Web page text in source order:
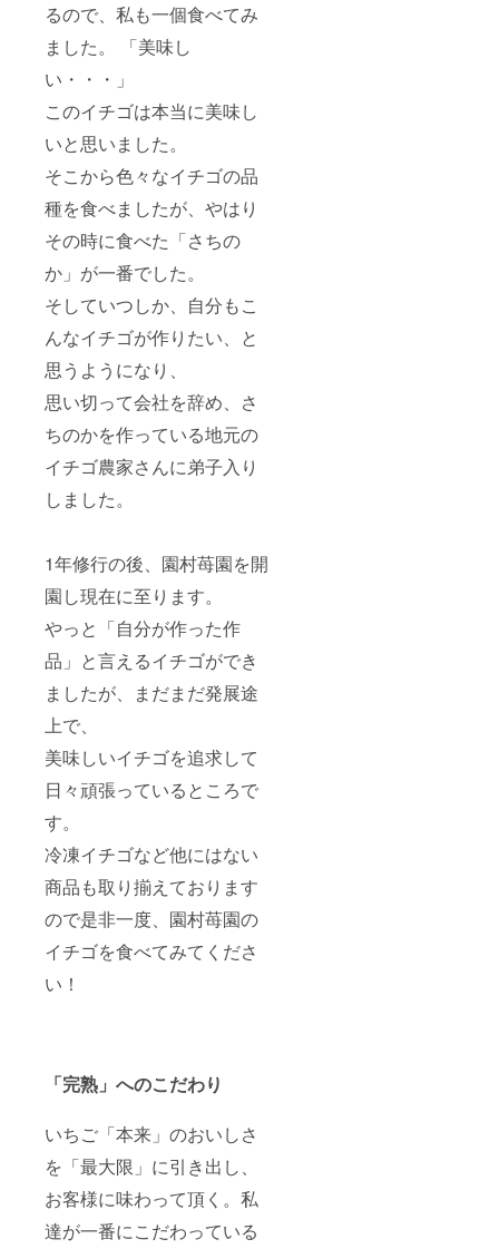
るので、私も一個食べてみ
ました。 「美味し
い・・・」
このイチゴは本当に美味し
いと思いました。
そこから⾊々なイチゴの品
種を食べましたが、やはり
その時に食べた「さちの
か」が一番でした。
そしていつしか、自分もこ
んなイチゴが作りたい、と
思うようになり、
思い切って会社を辞め、さ
ちのかを作っている地元の
イチゴ農家さんに弟⼦⼊り
しました。
1年修行の後、園村苺園を開
園し現在に⾄ります。
やっと「自分が作った作
品」と⾔えるイチゴができ
ましたが、まだまだ発展途
上で、
美味しいイチゴを追求して
日々頑張っているところで
す。
冷凍イチゴなど他にはない
商品も取り揃えております
ので是⾮一度、園村苺園の
イチゴを食べてみてくださ
い！
「完熟」へのこだわり
いちご「本来」のおいしさ
を「最大限」に引き出し、
お客様に味わって頂く。私
達が一番にこだわっている